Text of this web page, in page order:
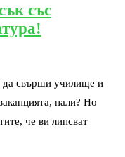
със
да свърши училище и
нали? Но
че ви липсват